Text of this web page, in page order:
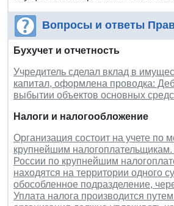
Вопросы и ответы
Бухучет и отчетность
Учредитель сделал вклад в
капитал, оформлена проводка:
выбытии объектов основных
Налоги и налогообложение
Организация состоит на учете по
крупнейшим
России по крупнейшим
находятся на территории одного
обособленное подразделение,
Уплата налога производится